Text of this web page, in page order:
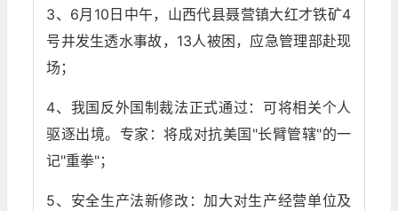
3、6月10日中午，山西代县聂营镇大红才铁矿4
号井发生透水事故，13人被困，应急管理部赴现
场；
4、我国反外国制裁法正式通过：可将相关个人
驱逐出境。专家：将成对抗美国"长臂管辖"的一
记"重拳"；
5、安全生产法新修改：加大对生产经营单位及